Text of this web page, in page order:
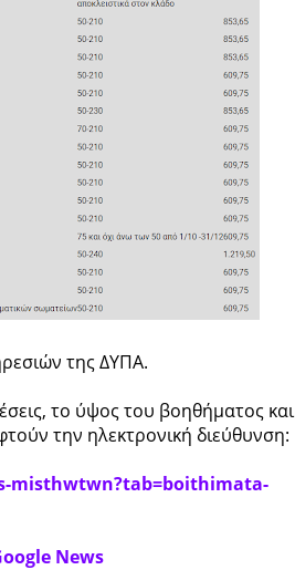
της ΔΥΠΑ.
το ύψος του βοηθήματος και
την ηλεκτρονική διεύθυνση:
misthwtwn?tab=boithimata-
News